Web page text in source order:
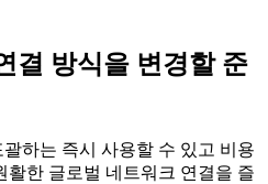
결 방식을 변경할 준
하는 즉시 사용할 수 있고 비용
활한 글로벌 네트워크 연결을 즐